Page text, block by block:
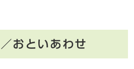
おといあわせ